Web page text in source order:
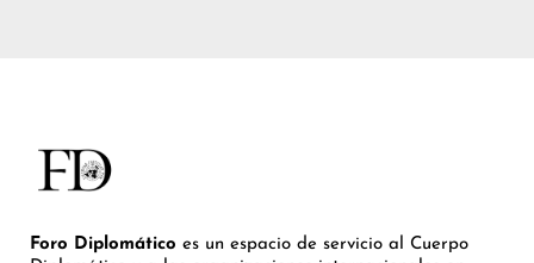
Foro Diplomático es un espacio de servicio al Cuerpo